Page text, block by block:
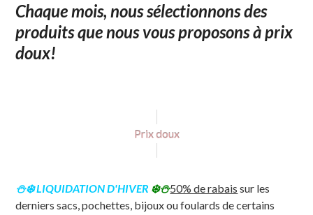
Chaque mois, nous sélectionnons des
produits que nous vous proposons à prix
doux!
Prix doux
⛄❄️LIQUIDATION D'HIVER ❄️⛄50% de rabais sur les
derniers sacs, pochettes, bijoux ou foulards de certains